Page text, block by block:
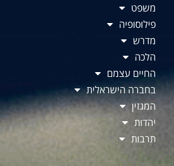
משפט
פילוסופיה
מדרש
הלכה
החיים עצמם
בחברה הישראלית
המגזין
יהדות
תרבות